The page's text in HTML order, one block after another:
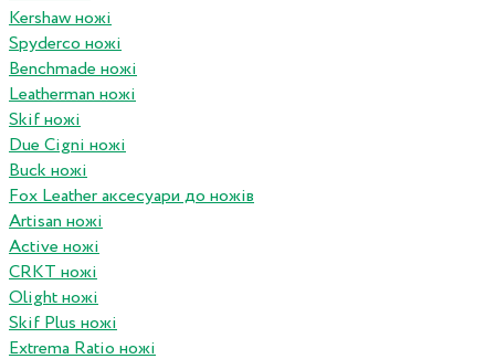
Kershaw ножі
Spyderco ножі
Benchmade ножі
Leatherman ножі
Skif ножі
Due Cigni ножі
Buck ножі
Fox Leather аксесуари до ножів
Artisan ножі
Active ножі
CRKT ножі
Olight ножі
Skif Plus ножі
Extrema Ratio ножі